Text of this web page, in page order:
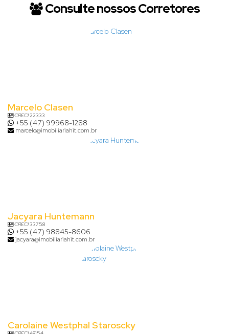
Consulte nossos Corretores
Marcelo Clasen
CRECI22333
+55 (47) 99968-1288
marcelo@imobiliariahit.com.br
Jacyara Huntemann
CRECI33758
+55 (47) 98845-8606
jacyara@imobiliariahit.com.br
Carolaine Westphal Staroscky